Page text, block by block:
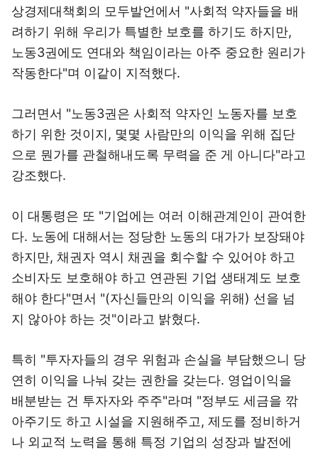
상경제대책회의 모두발언에서 "사회적 약자들을 배
려하기 위해 우리가 특별한 보호를 하기도 하지만,
노동3권에도 연대와 책임이라는 아주 중요한 원리가
작동한다"며 이같이 지적했다.
그러면서 "노동3권은 사회적 약자인 노동자를 보호
하기 위한 것이지, 몇몇 사람만의 이익을 위해 집단
으로 뭔가를 관철해내도록 무력을 준 게 아니다"라고
강조했다.
이 대통령은 또 "기업에는 여러 이해관계인이 관여한
다. 노동에 대해서는 정당한 노동의 대가가 보장돼야
하지만, 채권자 역시 채권을 회수할 수 있어야 하고
소비자도 보호해야 하고 연관된 기업 생태계도 보호
해야 한다"면서 "(자신들만의 이익을 위해) 선을 넘
지 않아야 하는 것"이라고 밝혔다.
특히 "투자자들의 경우 위험과 손실을 부담했으니 당
연히 이익을 나눠 갖는 권한을 갖는다. 영업이익을
배분받는 건 투자자와 주주"라며 "정부도 세금을 깎
아주기도 하고 시설을 지원해주고, 제도를 정비하거
나 외교적 노력을 통해 특정 기업의 성장과 발전에